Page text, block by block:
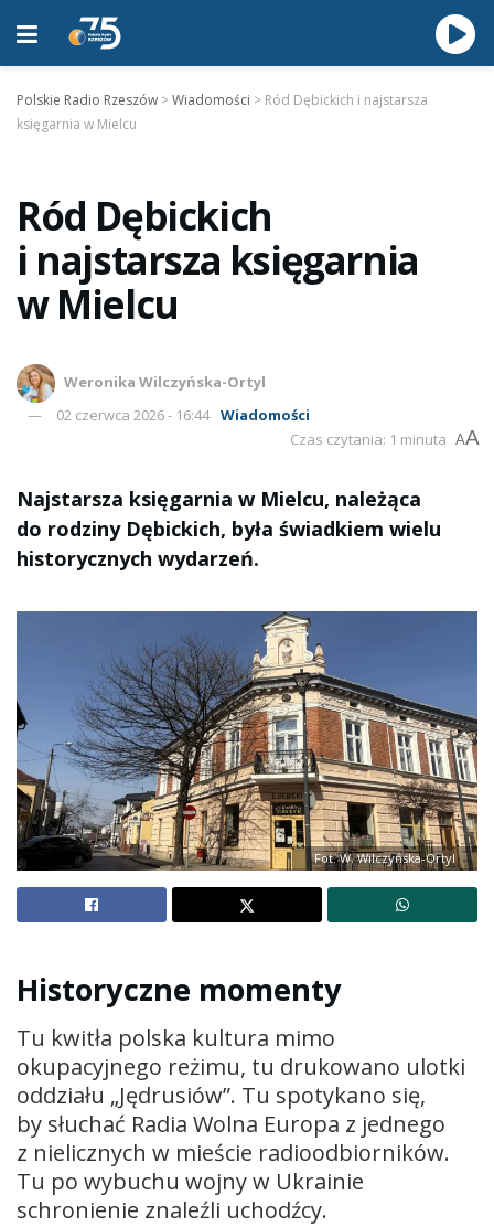
Polskie Radio Rzeszów >Wiadomości > Ród Dębickich i najstarsza
księgarnia w Mielcu
Ród Dębickich
i najstarsza księgarnia
w Mielcu
Weronika Wilczyńska-Ortyl
02 czerwca 2026 - 16:44 Wiadomości
Czas czytania: 1 minuta AA
Najstarsza księgarnia w Mielcu, należąca
do rodziny Dębickich, była świadkiem wielu
historycznych wydarzeń.
Fot. W. Wilczyńska-Ortyl
Historyczne momenty
Tu kwitła polska kultura mimo
okupacyjnego reżimu, tu drukowano ulotki
oddziału „Jędrusiów”. Tu spotykano się,
by słuchać Radia Wolna Europa z jednego
z nielicznych w mieście radioodbiorników.
Tu po wybuchu wojny w Ukrainie
schronienie znaleźli uchodźcy.